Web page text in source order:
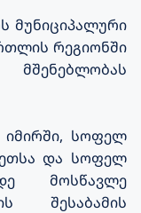
მუნიციპალური
რეგიონში
სოფელ
და სოფელ
მოსწავლე
შესაბამის